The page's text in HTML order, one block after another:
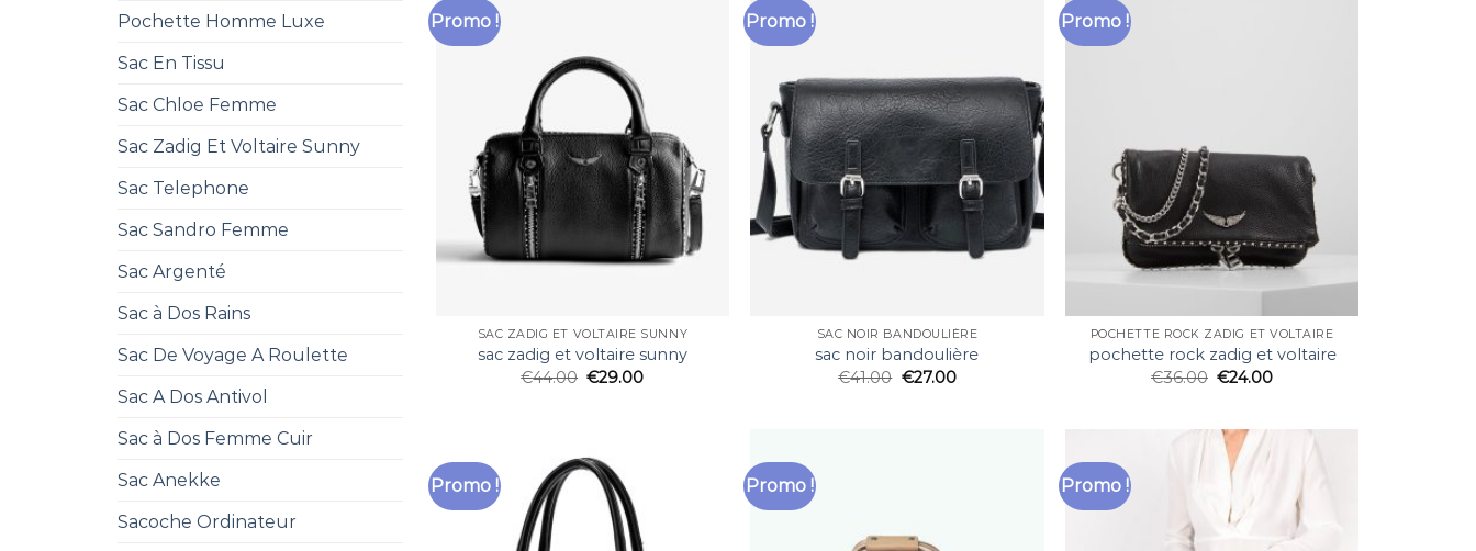
Pochette Homme Luxe
Sac En Tissu
Sac Chloe Femme
Sac Zadig Et Voltaire Sunny
Sac Telephone
Sac Sandro Femme
Sac Argenté
Sac à Dos Rains
Sac De Voyage A Roulette
Sac A Dos Antivol
Sac à Dos Femme Cuir
Sac Anekke
Sacoche Ordinateur
Promo !
SAC ZADIG ET VOLTAIRE SUNNY
sac zadig et voltaire sunny
€44.00 €29.00
Promo !
SAC NOIR BANDOULIÈRE
sac noir bandoulière
€41.00 €27.00
Promo !
POCHETTE ROCK ZADIG ET VOLTAIRE
pochette rock zadig et voltaire
€36.00 €24.00
Promo ! Promo ! Promo !